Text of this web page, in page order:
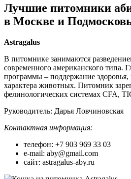
Лучшие питомники
в Москве и
Astragalus
В питомнике занимаются
современного американского типа.
программы – поддержание
характера животных. Питомник
фелинологических системах CFA,
Руководитель: Дарья Ловчиновская
Контактная информация:
телефон: +7 903 969 33 03
e-mail: aby@gmail.com
сайт: astragalus-aby.ru